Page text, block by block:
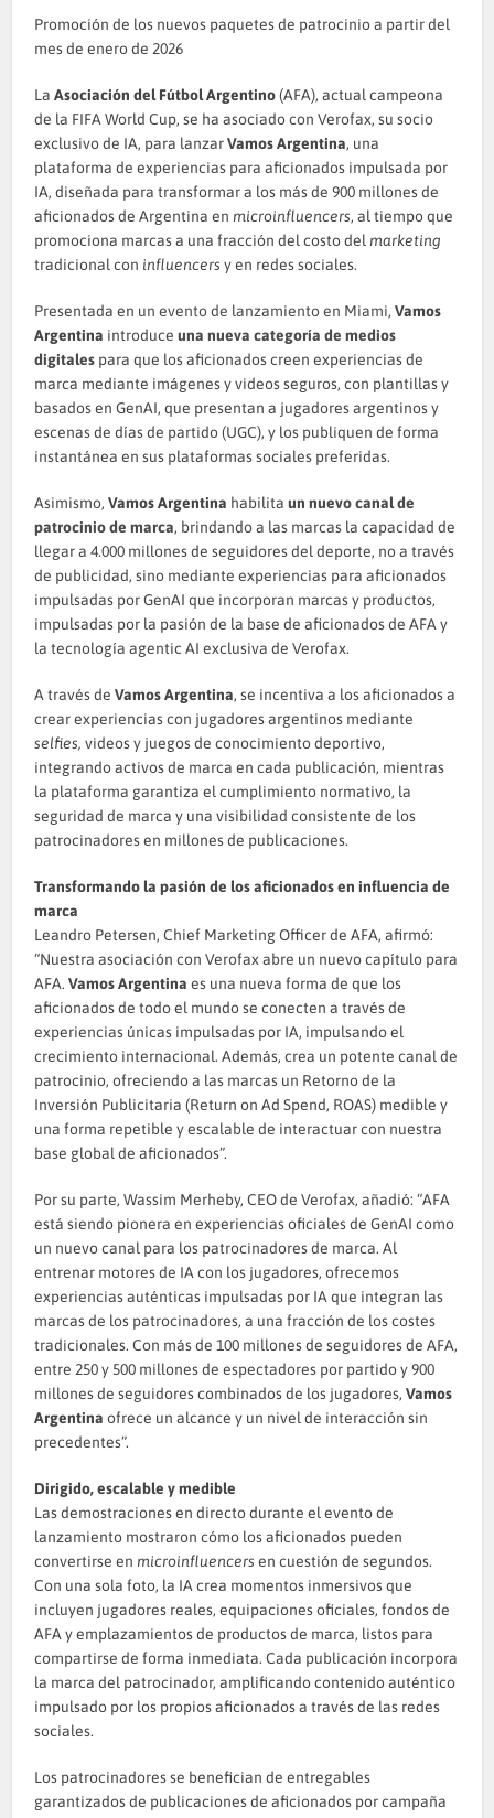
Promoción de los nuevos paquetes de patrocinio a partir del
mes de enero de 2026
LaAsociación del Fútbol Argentino(AFA), actual campeona
de la FIFA World Cup, se ha asociado con Verofax, su socio
exclusivo de IA, para lanzarVamos Argentina, una
plataforma de experiencias para aficionados impulsada por
IA, diseñada para transformar a los más de 900 millones de
aficionados de Argentina en microinfluencers, al tiempo que
promociona marcas a una fracción del costo del marketing
tradicional con influencersy en redes sociales.
Presentada en un evento de lanzamiento en Miami,Vamos
Argentina introduceuna nueva categoría de medios
digitales para que los aficionados creen experiencias de
marca mediante imágenes y videos seguros, con plantillas y
basados en GenAI, que presentan a jugadores argentinos y
escenas de días de partido (UGC), y los publiquen de forma
instantánea en sus plataformas sociales preferidas.
Asimismo, Vamos Argentina habilitaun nuevo canal de
patrocinio de marca, brindando a las marcas la capacidad de
llegar a 4.000 millones de seguidores del deporte, no a través
de publicidad, sino mediante experiencias para aficionados
impulsadas por GenAI que incorporan marcas y productos,
impulsadas por la pasión de la base de aficionados de AFA y
la tecnología agentic AI exclusiva de Verofax.
A través deVamos Argentina, se incentiva a los aficionados a
crear experiencias con jugadores argentinos mediante
selfies, videos y juegos de conocimiento deportivo,
integrando activos de marca en cada publicación, mientras
la plataforma garantiza el cumplimiento normativo, la
seguridad de marca y una visibilidad consistente de los
patrocinadores en millones de publicaciones.
Transformando la pasión de los aficionados en influencia de
marca
Leandro Petersen, Chief Marketing Officer de AFA, afirmó:
“Nuestra asociación con Verofax abre un nuevo capítulo para
AFA.Vamos Argentina es una nueva forma de que los
aficionados de todo el mundo se conecten a través de
experiencias únicas impulsadas por IA, impulsando el
crecimiento internacional. Además, crea un potente canal de
patrocinio, ofreciendo a las marcas un Retorno de la
Inversión Publicitaria (Return on Ad Spend, ROAS) medible y
una forma repetible y escalable de interactuar con nuestra
base global de aficionados”.
Por su parte, Wassim Merheby, CEO de Verofax, añadió: “AFA
está siendo pionera en experiencias oficiales de GenAI como
un nuevo canal para los patrocinadores de marca. Al
entrenar motores de IA con los jugadores, ofrecemos
experiencias auténticas impulsadas por IA que integran las
marcas de los patrocinadores, a una fracción de los costes
tradicionales. Con más de 100 millones de seguidores de AFA,
entre 250 y 500 millones de espectadores por partido y 900
millones de seguidores combinados de los jugadores,Vamos
Argentinaofrece un alcance y un nivel de interacción sin
precedentes”.
Dirigido, escalable y medible
Las demostraciones en directo durante el evento de
lanzamiento mostraron cómo los aficionados pueden
convertirse en microinfluencers en cuestión de segundos.
Con una sola foto, la IA crea momentos inmersivos que
incluyen jugadores reales, equipaciones oficiales, fondos de
AFA y emplazamientos de productos de marca, listos para
compartirse de forma inmediata. Cada publicación incorpora
la marca del patrocinador, amplificando contenido auténtico
impulsado por los propios aficionados a través de las redes
sociales.
Los patrocinadores se benefician de entregables
garantizados de publicaciones de aficionados por campaña